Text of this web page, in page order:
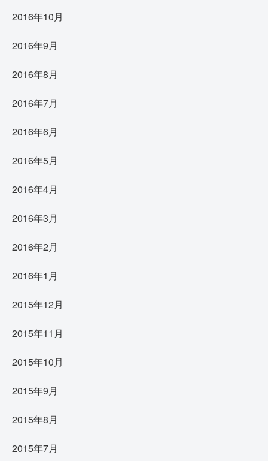
2016年10月
2016年9月
2016年8月
2016年7月
2016年6月
2016年5月
2016年4月
2016年3月
2016年2月
2016年1月
2015年12月
2015年11月
2015年10月
2015年9月
2015年8月
2015年7月